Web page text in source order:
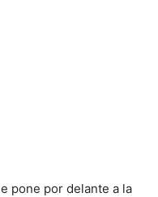
pone por delante a la